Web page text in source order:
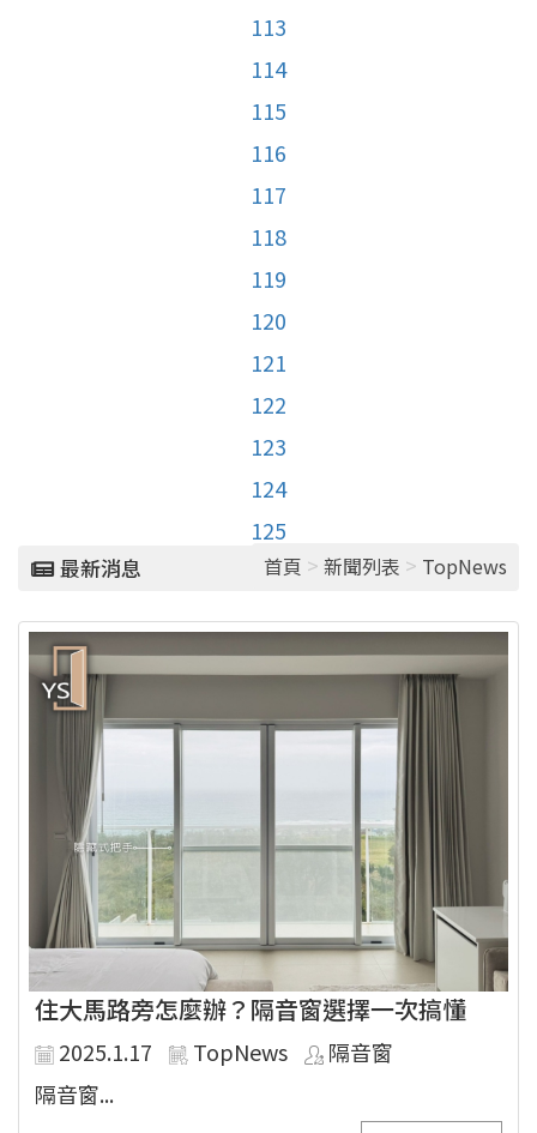
113
114
115
116
117
118
119
120
121
122
123
124
125
最新消息 首頁 > 新聞列表 > TopNews
住大馬路旁怎麼辦？隔音窗選擇一次搞懂
2025.1.17 TopNews
隔音窗
隔音窗...